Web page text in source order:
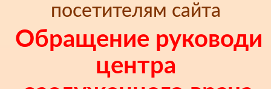
посетителям сайта
Обращение
центра